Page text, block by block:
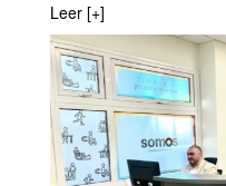
Leer [+]